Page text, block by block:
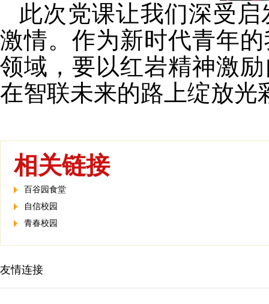
此次党课让我们深受
激情。作为新时代青年
领域，要以红岩精神激
在智联未来的路上绽放光
相关链接
百谷园食堂
自信校园
青春校园
友情连接